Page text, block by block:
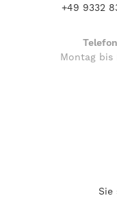
+49 9332
Montag bis
Sie